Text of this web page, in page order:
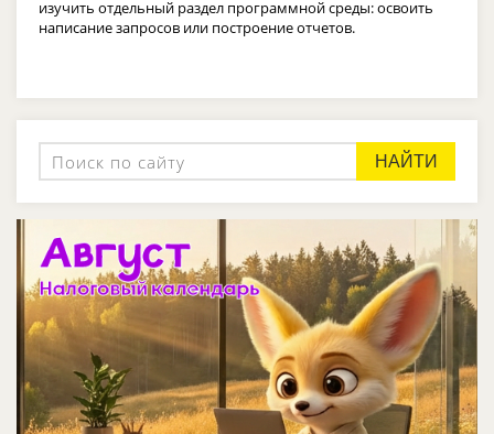
изучить отдельный раздел программной среды: освоить
написание запросов или построение отчетов.
НАЙТИ